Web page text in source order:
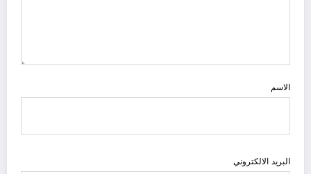
الاسم
البريد الالكتروني